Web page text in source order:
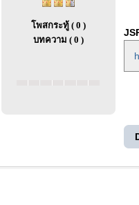
โพสกระทู้ ( 0 )
บทความ ( 0 )